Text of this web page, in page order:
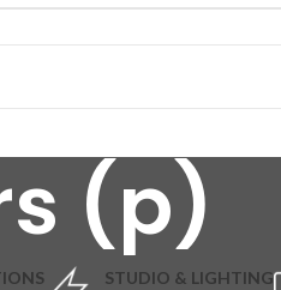
(p)
STUDIO & LIGHTING